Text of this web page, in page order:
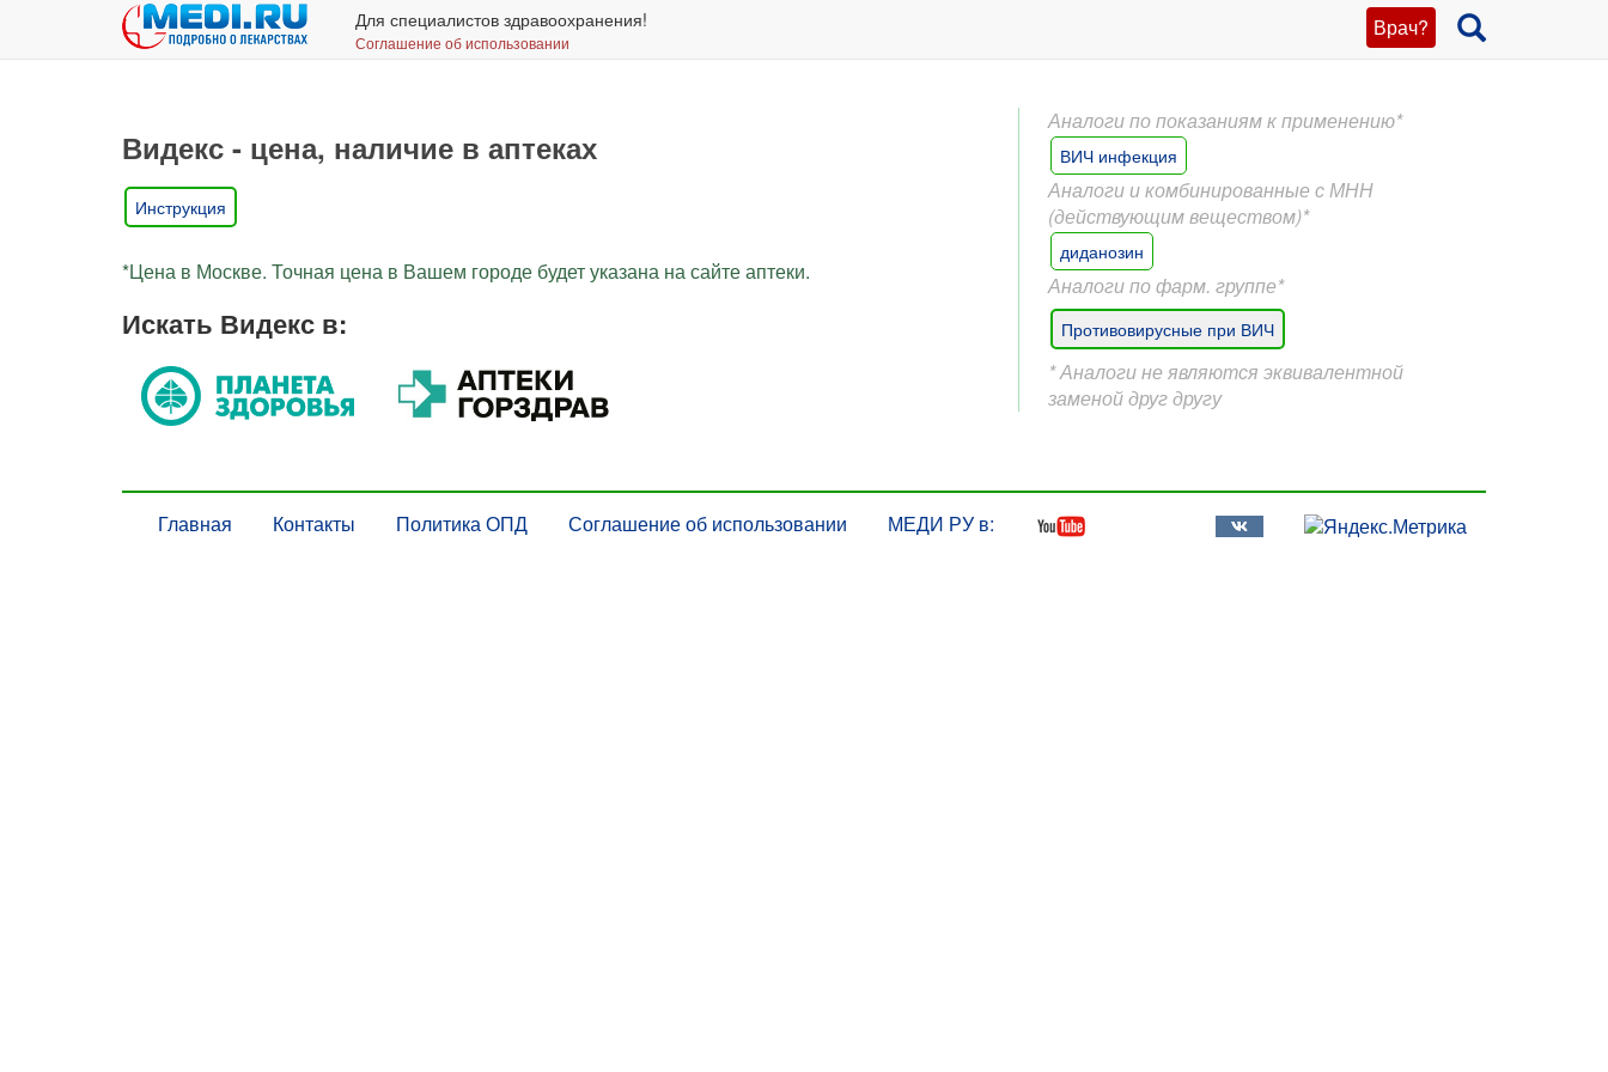
Врач?
Для специалистов здравоохранения!
Соглашение об использовании
Видекс - цена, наличие в аптеках
Инструкция
*Цена в Москве. Точная цена в Вашем городе будет указана на сайте аптеки.
Искать Видекс в:
Аналоги по показаниям к применению*
ВИЧ инфекция
Аналоги и комбинированные с МНН
(действующим веществом)*
диданозин
Аналоги по фарм. группе*
Противовирусные при ВИЧ
* Аналоги не являются эквивалентной
заменой друг другу
Главная Контакты Политика ОПД Соглашение об использовании МЕДИ РУ в: